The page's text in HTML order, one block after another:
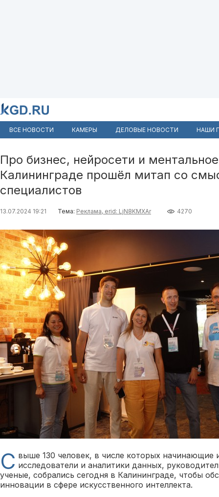
ВСЕ НОВОСТИ КАМЕРЫ ДЕЛОВЫЕ НОВОСТИ НАШИ
Про бизнес, нейросети и
Калининграде прошёл митап со
специалистов
13.07.2024 19:21 Тема: Реклама, erid: LjN8KMXAr 4270
С выше 130 человек, в числе которых начинающие
исследователи и аналитики данных,
ученые, собрались сегодня в Калининграде, чтобы
инновации в сфере искусственного интеллекта.